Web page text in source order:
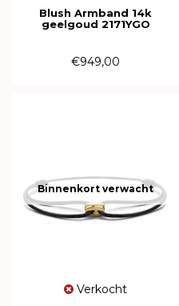
Blush Armband 14k
geelgoud 2171YGO
€949,00
Binnenkort verwacht
Verkocht